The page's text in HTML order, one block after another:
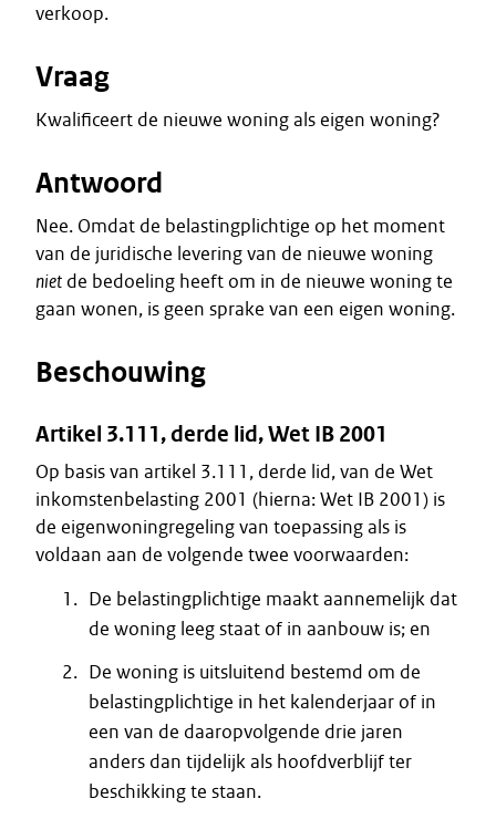
verkoop.
Vraag
Kwalificeert de nieuwe woning als eigen woning?
Antwoord
Nee. Omdat de belastingplichtige op het moment
van de juridische levering van de nieuwe woning
niet de bedoeling heeft om in de nieuwe woning te
gaan wonen, is geen sprake van een eigen woning.
Beschouwing
Artikel 3.111, derde lid, Wet IB 2001
Op basis van artikel 3.111, derde lid, van de Wet
inkomstenbelasting 2001 (hierna: Wet IB 2001) is
de eigenwoningregeling van toepassing als is
voldaan aan de volgende twee voorwaarden:
De belastingplichtige maakt aannemelijk dat
de woning leeg staat of in aanbouw is; en
De woning is uitsluitend bestemd om de
belastingplichtige in het kalenderjaar of in
een van de daaropvolgende drie jaren
anders dan tijdelijk als hoofdverblijf ter
beschikking te staan.